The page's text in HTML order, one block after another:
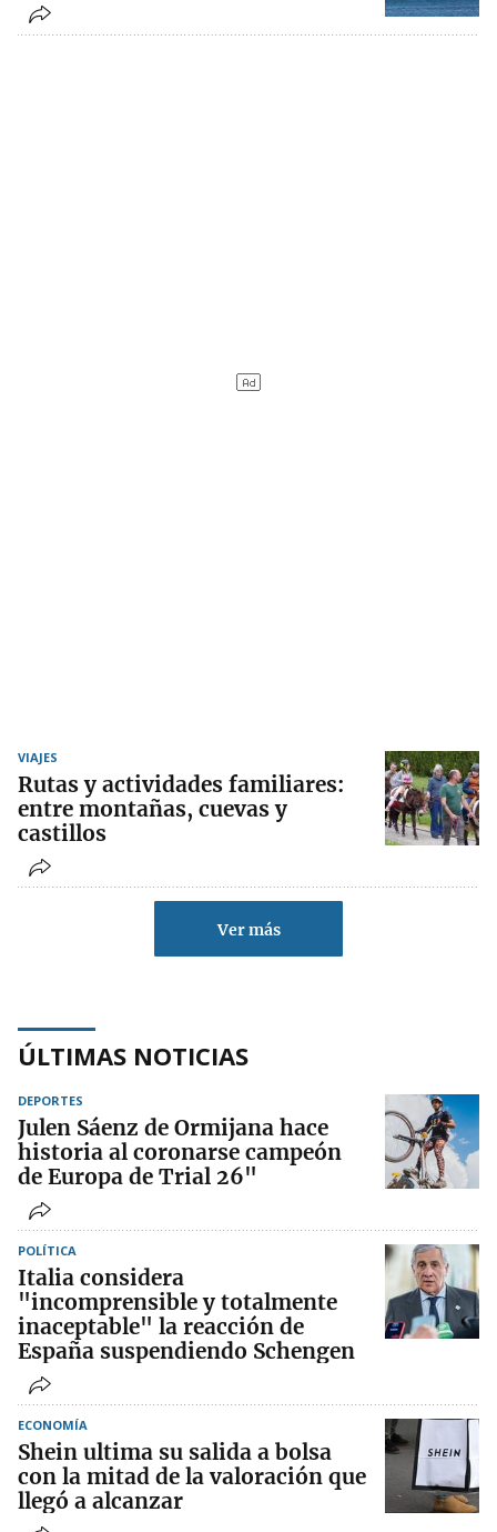
VIAJES
Rutas y actividades familiares:
entre montañas, cuevas y
castillos
Ver más
ÚLTIMAS NOTICIAS
DEPORTES
Julen Sáenz de Ormijana hace
historia al coronarse campeón
de Europa de Trial 26"
POLÍTICA
Italia considera
"incomprensible y totalmente
inaceptable" la reacción de
España suspendiendo Schengen
ECONOMÍA
Shein ultima su salida a bolsa
con la mitad de la valoración que
llegó a alcanzar